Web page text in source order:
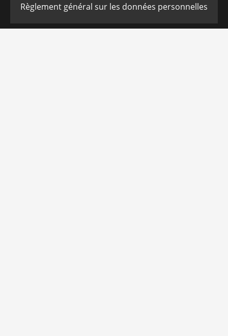
Règlement général sur les données personnelles